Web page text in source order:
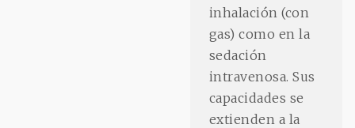
inhalación (con
gas) como en la
sedación
intravenosa. Sus
capacidades se
extienden a la